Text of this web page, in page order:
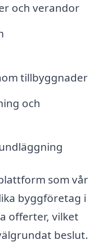
och verandor
tillbyggnader
och
som vår
byggföretag i
offerter, vilket
beslut.